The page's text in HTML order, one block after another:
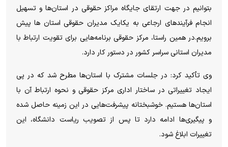
بتوانیم در جهت ارتقای جایگاه مراکز حقوقی در استان‌ها و تسهیل
انجام فرآیندهای ارجاعی به یکایک مدیران حقوقی استان ها پیش
برویم.در همین راستا، مرکز حقوقی برنامه‌هایی برای تقویت ارتباط با
مدیران استانی سراسر کشور در دستور کار دارد.
وی تأکید کرد: در جلسات مشترک با استان‌ها مطرح شد که در پی
ایجاد تغییراتی در ساختار اداری مرکز حقوقی و نحوه ارتباط آن با
استان‌ها هستیم. خوشبختانه پیشرفت‌هایی در این زمینه حاصل شده
و پیگیری‌ها ادامه دارد تا پس از تصویب ریاست دانشگاه، این
تغییرات ابلاغ شود.